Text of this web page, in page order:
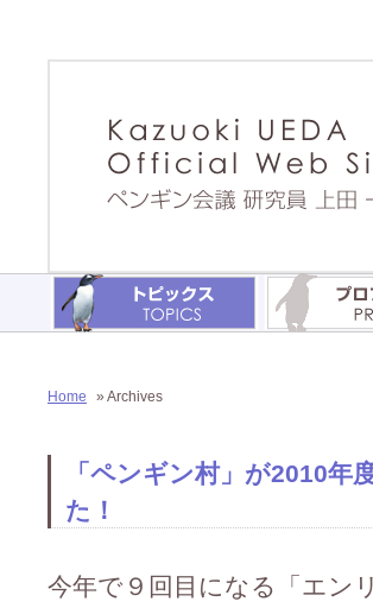
Home » Archives
「ペンギン村」が2010
た！
今年で９回目になる「エン